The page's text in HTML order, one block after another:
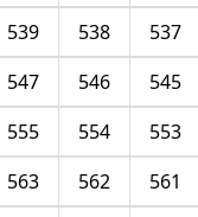
537
538
539
545
546
547
553
554
555
561
562
563